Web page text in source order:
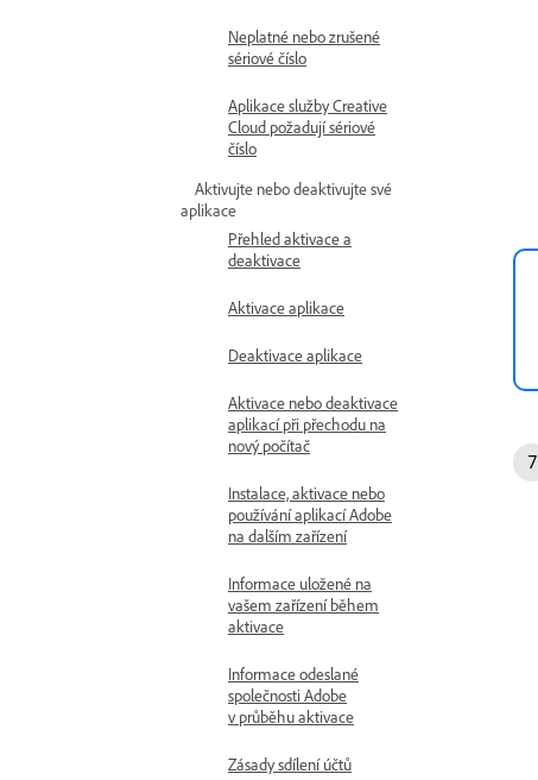
Neplatné nebo zrušené
sériové číslo
Aplikace služby Creative
Cloud požadují sériové
číslo
Aktivujte nebo deaktivujte své
aplikace
Přehled aktivace a
deaktivace
Aktivace aplikace
Deaktivace aplikace
Aktivace nebo deaktivace
aplikací při přechodu na
nový počítač
Instalace, aktivace nebo
používání aplikací Adobe
na dalším zařízení
Informace uložené na
vašem zařízení během
aktivace
Informace odeslané
společnosti Adobe
v průběhu aktivace
Zásady sdílení účtů